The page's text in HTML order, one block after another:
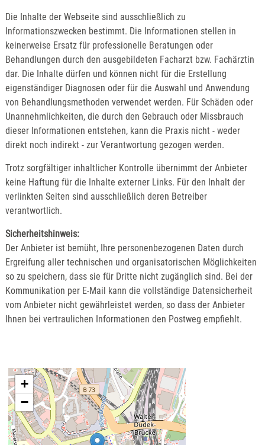
Die Inhalte der Webseite sind ausschließlich zu
Informationszwecken bestimmt. Die Informationen stellen in
keinerweise Ersatz für professionelle Beratungen oder
Behandlungen durch den ausgebildeten Facharzt bzw. Fachärztin
dar. Die Inhalte dürfen und können nicht für die Erstellung
eigenständiger Diagnosen oder für die Auswahl und Anwendung
von Behandlungsmethoden verwendet werden. Für Schäden oder
Unannehmlichkeiten, die durch den Gebrauch oder Missbrauch
dieser Informationen entstehen, kann die Praxis nicht - weder
direkt noch indirekt - zur Verantwortung gezogen werden.
Trotz sorgfältiger inhaltlicher Kontrolle übernimmt der Anbieter
keine Haftung für die Inhalte externer Links. Für den Inhalt der
verlinkten Seiten sind ausschließlich deren Betreiber
verantwortlich.
Sicherheitshinweis:
Der Anbieter ist bemüht, Ihre personenbezogenen Daten durch
Ergreifung aller technischen und organisatorischen Möglichkeiten
so zu speichern, dass sie für Dritte nicht zugänglich sind. Bei der
Kommunikation per E-Mail kann die vollständige Datensicherheit
vom Anbieter nicht gewährleistet werden, so dass der Anbieter
Ihnen bei vertraulichen Informationen den Postweg empfiehlt.
+
−